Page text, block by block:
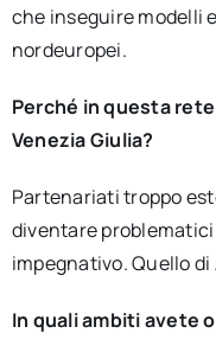
che inseguire modelli
nordeuropei.
Perché in questa
Venezia Giulia?
Partenariati troppo
diventare
impegnativo. Quello
In quali ambiti avete